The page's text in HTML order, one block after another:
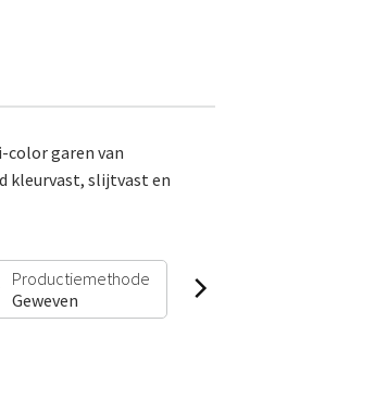
color garen van
kleurvast, slijtvast en
Productiemethode
Geweven